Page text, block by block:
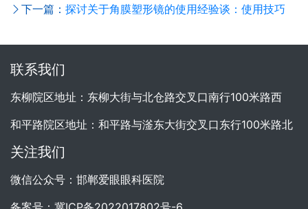
下一篇： 探讨关于角膜塑形镜的使用经验谈：使用技巧
联系我们
东柳院区地址：东柳大街与北仓路交叉口南行100米路西
和平路院区地址：和平路与滏东大街交叉口东行100米路北
关注我们
微信公众号：邯郸爱眼眼科医院